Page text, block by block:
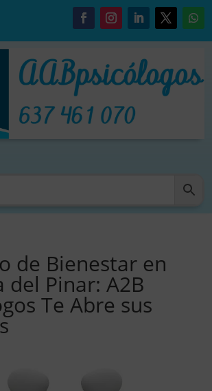
de Bienestar en
del Pinar: A2B
Te Abre sus